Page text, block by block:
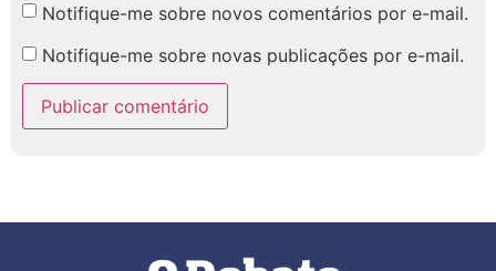
Notifique-me sobre novos comentários por e-mail.
Notifique-me sobre novas publicações por e-mail.